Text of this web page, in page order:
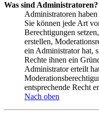
Was sind Administratoren?
Administratoren
Sie können jede Art
Berechtigungen
erstellen,
ein Administrator hat,
Rechte ihnen ein
Administrator erteilt
entsprechende Recht
Nach oben